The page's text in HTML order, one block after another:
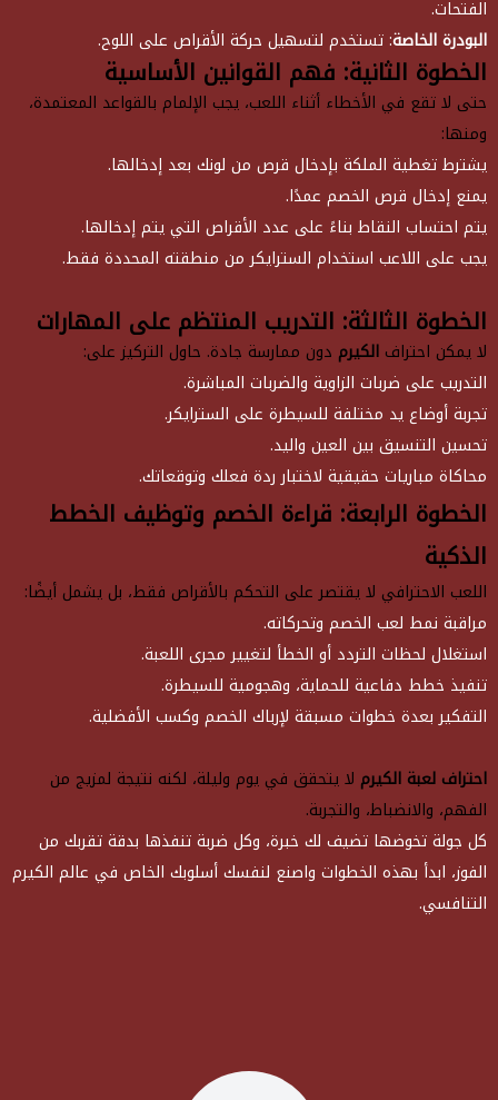
الفتحات.
البودرة الخاصة: تستخدم لتسهيل حركة الأقراص على اللوح.
الخطوة الثانية: فهم القوانين الأساسية
حتى لا تقع في الأخطاء أثناء اللعب، يجب الإلمام بالقواعد المعتمدة،
ومنها:
يشترط تغطية الملكة بإدخال قرص من لونك بعد إدخالها.
يمنع إدخال قرص الخصم عمدًا.
يتم احتساب النقاط بناءً على عدد الأقراص التي يتم إدخالها.
يجب على اللاعب استخدام السترايكر من منطقته المحددة فقط.
الخطوة الثالثة: التدريب المنتظم على المهارات
لا يمكن احتراف الكيرم دون ممارسة جادة. حاول التركيز على:
التدريب على ضربات الزاوية والضربات المباشرة.
تجربة أوضاع يد مختلفة للسيطرة على السترايكر.
تحسين التنسيق بين العين واليد.
محاكاة مباريات حقيقية لاختبار ردة فعلك وتوقعاتك.
الخطوة الرابعة: قراءة الخصم وتوظيف الخطط
الذكية
اللعب الاحترافي لا يقتصر على التحكم بالأقراص فقط، بل يشمل أيضًا:
مراقبة نمط لعب الخصم وتحركاته.
استغلال لحظات التردد أو الخطأ لتغيير مجرى اللعبة.
تنفيذ خطط دفاعية للحماية، وهجومية للسيطرة.
التفكير بعدة خطوات مسبقة لإرباك الخصم وكسب الأفضلية.
احتراف لعبة الكيرم لا يتحقق في يوم وليلة، لكنه نتيجة لمزيج من
الفهم، والانضباط، والتجربة.
كل جولة تخوضها تضيف لك خبرة، وكل ضربة تنفذها بدقة تقربك من
الفوز، ابدأ بهذه الخطوات واصنع لنفسك أسلوبك الخاص في عالم الكيرم
التنافسي.